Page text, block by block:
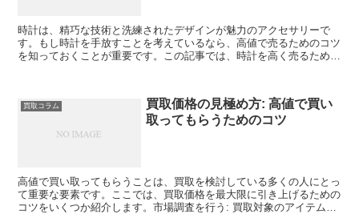
時計は、精巧な技術と洗練されたデザインが魅力のアクセサリーで
す。もし時計を手放すことを考えているなら、高値で売るためのコツ
を知っておくことが重要です。この記事では、時計を高く売るための
買取コラム
買取価格の見極め方: 高値で買い
取ってもらうためのコツ
高値で買い取ってもらうことは、買取を検討している多くの人にとっ
て重要な要素です。ここでは、買取価格を最大限に引き上げるための
コツをいくつか紹介します。市場調査を行う: 買取対象のアイテムの